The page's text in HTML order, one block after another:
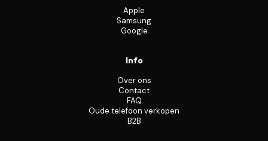
Apple
Samsung
Google
Info
Over ons
Contact
FAQ
Oude telefoon verkopen
B2B